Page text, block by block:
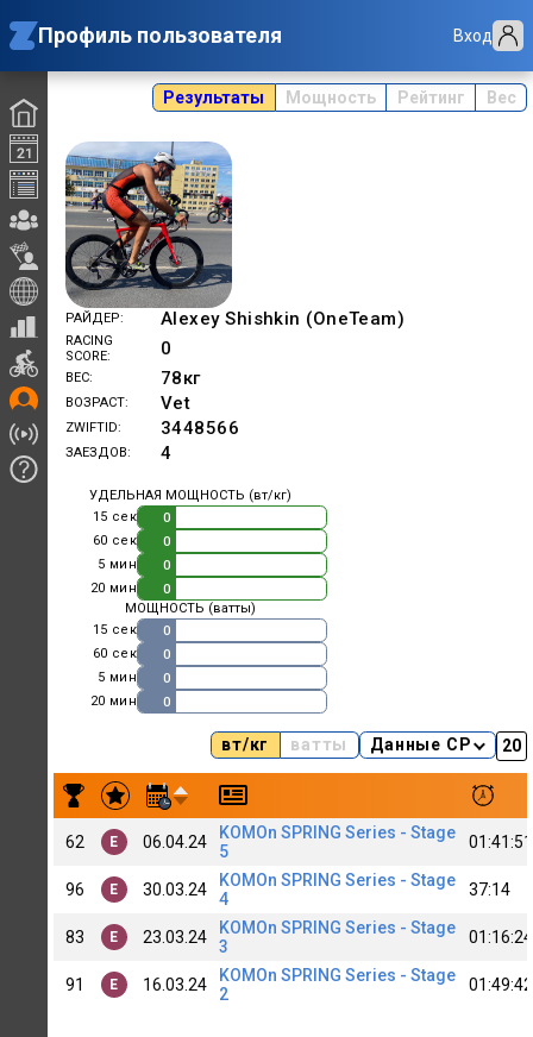
Профиль пользователя Вход
Результаты Мощность Рейтинг Вес
РАЙДЕР Alexey Shishkin (OneTeam)
RACING
SCORE
0
ВЕС 78кг
ВОЗРАСТ Vet
ZWIFTID 3448566
ЗАЕЗДОВ 4
УДЕЛЬНАЯ МОЩНОСТЬ (вт/кг)
15 сек
0
60 сек
0
5 мин
0
20 мин
0
МОЩНОСТЬ (ватты)
15 сек
0
60 сек
0
5 мин
0
20 мин
0
вт/кг ватты Данные CP
Результаты заездов Alexey Shishkin (OneTeam)
62 E 06.04.24
KOMOn SPRING Series - Stage
5
01:41:51
96 E 30.03.24
KOMOn SPRING Series - Stage
4
37:14
83 E 23.03.24
KOMOn SPRING Series - Stage
3
01:16:24
91 E 16.03.24
KOMOn SPRING Series - Stage
2
01:49:42